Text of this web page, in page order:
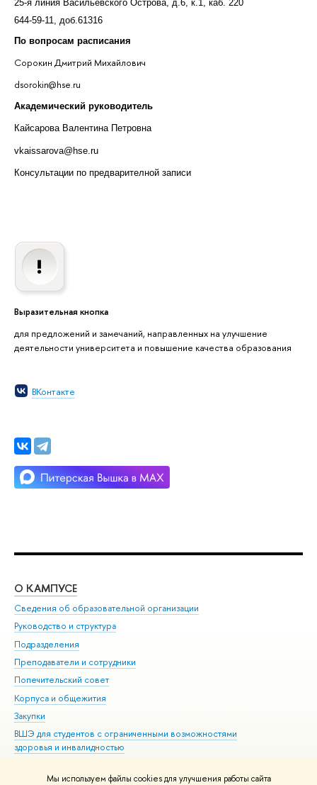
Мы используем файлы cookies для улучшения работы сайта
25-я линия Васильевского Острова, д.6, к.1, каб. 220
644-59-11, доб.61316
По вопросам расписания
Сорокин Дмитрий Михайлович
dsorokin@hse.ru
Академический руководитель
Кайсарова Валентина Петровна
vkaissarova@hse.ru
Консультации по предварителной записи
Выразительная кнопка
для предложений и замечаний, направленных на улучшение
деятельности университета и повышение качества образования
ВКонтакте
О КАМПУСЕ
Сведения об образовательной организации
Руководство и структура
Подразделения
Преподаватели и сотрудники
Попечительский совет
Корпуса и общежития
Закупки
ВШЭ для студентов с ограниченными возможностями
здоровья и инвалидностью